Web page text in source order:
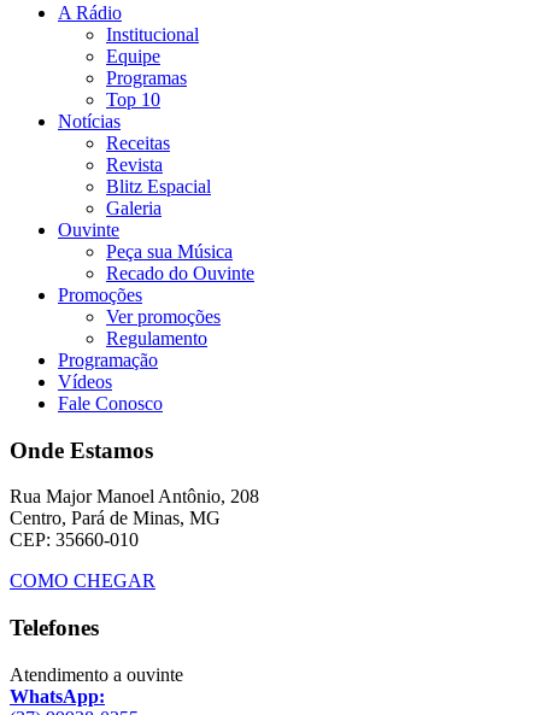
A Rádio
Institucional
Equipe
Programas
Top 10
Notícias
Receitas
Revista
Blitz Espacial
Galeria
Ouvinte
Peça sua Música
Recado do Ouvinte
Promoções
Ver promoções
Regulamento
Programação
Vídeos
Fale Conosco
Onde Estamos
Rua Major Manoel Antônio, 208
Centro, Pará de Minas, MG
CEP: 35660-010
COMO CHEGAR
Telefones
Atendimento a ouvinte
WhatsApp: